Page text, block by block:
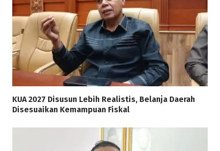
KUA 2027 Disusun Lebih Realistis, Belanja Daerah
Disesuaikan Kemampuan Fiskal